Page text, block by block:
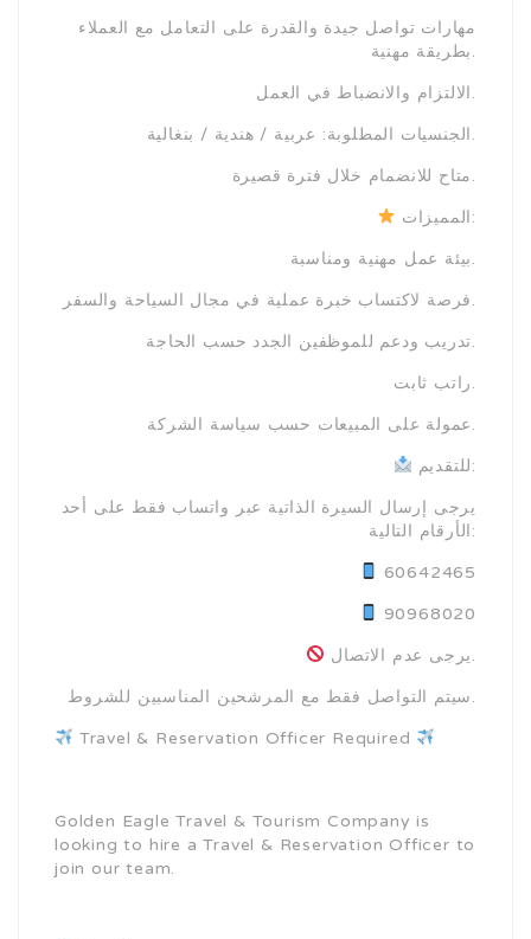
مهارات تواصل جيدة والقدرة على التعامل مع العملاء
بطريقة مهنية.
الالتزام والانضباط في العمل.
الجنسيات المطلوبة: عربية / هندية / بنغالية.
متاح للانضمام خلال فترة قصيرة.
المميزات:
بيئة عمل مهنية ومناسبة.
فرصة لاكتساب خبرة عملية في مجال السياحة والسفر.
تدريب ودعم للموظفين الجدد حسب الحاجة.
راتب ثابت.
عمولة على المبيعات حسب سياسة الشركة.
للتقديم:
يرجى إرسال السيرة الذاتية عبر واتساب فقط على أحد
الأرقام التالية:
60642465
90968020
يرجى عدم الاتصال.
سيتم التواصل فقط مع المرشحين المناسبين للشروط.
Travel & Reservation Officer Required
Golden Eagle Travel & Tourism Company is
looking to hire a Travel & Reservation Officer to
join our team.